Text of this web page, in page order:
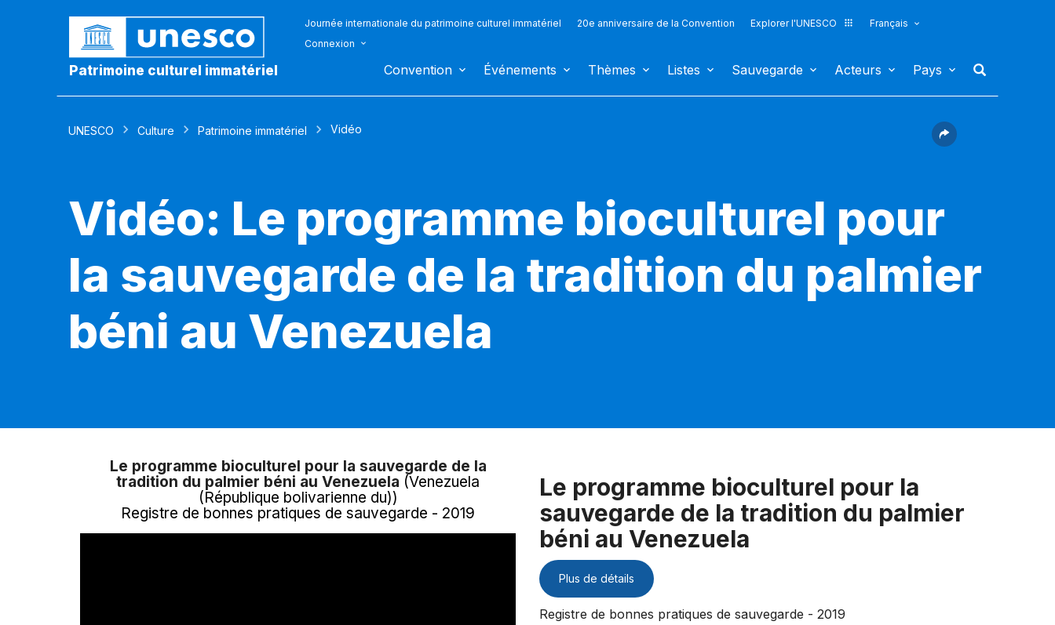
Patrimoine culturel immatériel
Journée internationale du patrimoine culturel immatériel 20e anniversaire de la Convention Explorer l'UNESCO
Français
Connexion
Convention Événements Thèmes Listes Sauvegarde Acteurs Pays
UNESCO Culture Patrimoine immatériel Vidéo
Vidéo: Le programme bioculturel pour
la sauvegarde de la tradition du palmier
béni au Venezuela
Le programme bioculturel pour la sauvegarde de la
tradition du palmier béni au Venezuela (Venezuela
(République bolivarienne du))
Registre de bonnes pratiques de sauvegarde - 2019
Le programme bioculturel pour la
sauvegarde de la tradition du palmier
béni au Venezuela
Plus de détails
Registre de bonnes pratiques de sauvegarde - 2019